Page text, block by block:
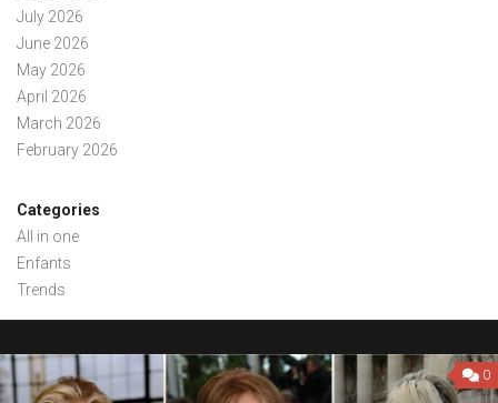
July 2026
June 2026
May 2026
April 2026
March 2026
February 2026
Categories
All in one
Enfants
Trends
0